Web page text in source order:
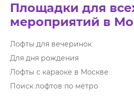
Площадки для
мероприятий в
Лофты для вечеринок
Для дня рождения
Лофты с караоке в Москве
Поиск лофтов по метро